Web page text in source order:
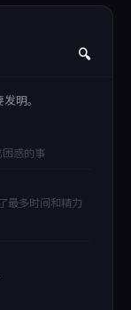
🔍
明。
惑的事
最多时间和精力